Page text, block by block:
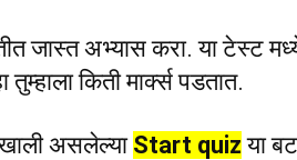
जास्त अभ्यास करा. या टेस्ट
किती मार्क्स पडतात.
असलेल्या Start quiz या